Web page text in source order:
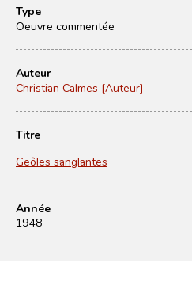
Type
Oeuvre commentée
Auteur
Christian Calmes [Auteur]
Titre
Geôles sanglantes
Année
1948